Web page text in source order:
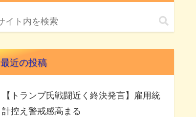
最近の投稿
【トランプ氏戦闘近く終決発言】雇用統
計控え警戒感高まる